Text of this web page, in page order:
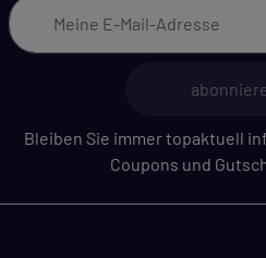
Bleiben Sie immer topaktuell
Coupons und